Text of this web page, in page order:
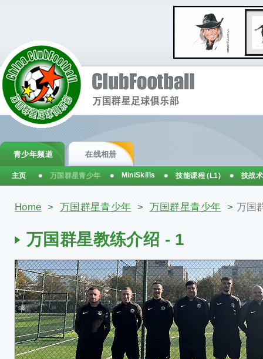
你在这里
Home > 万国群星青少年 > 万国群星青少年 > 万国
万国群星教练介绍 - 1
青少年频道 在线相册
主页 万国群星青少年 MiniSkills 技能课程 (L1) 技战